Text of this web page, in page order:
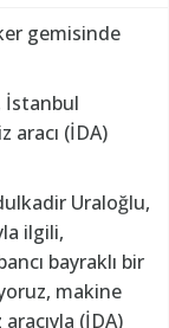
gemisinde
İstanbul
aracı (İDA)
Uraloğlu,
ilgili,
bayraklı bir
makine
(İDA)